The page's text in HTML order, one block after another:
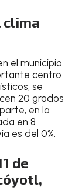
clima
elmunicipio
centro
, se
20 grados
en la
en8
es del 0%.
de